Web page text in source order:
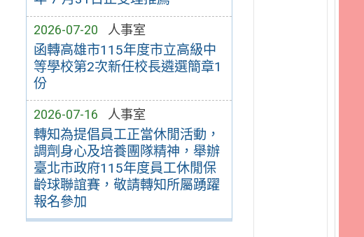
2026-07-20 人事室
函轉高雄市115年度市立高級中
等學校第2次新任校長遴選簡章1
份
2026-07-16 人事室
轉知為提倡員工正當休閒活動，
調劑身心及培養團隊精神，舉辦
臺北市政府115年度員工休閒保
齡球聯誼賽，敬請轉知所屬踴躍
報名參加